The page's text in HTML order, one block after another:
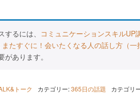
るには、 コミュニケーションスキルUP
またすぐに！会いたくなる人の話し方（一
があります。
トーク カテゴリー:365日の話題 カテゴリ